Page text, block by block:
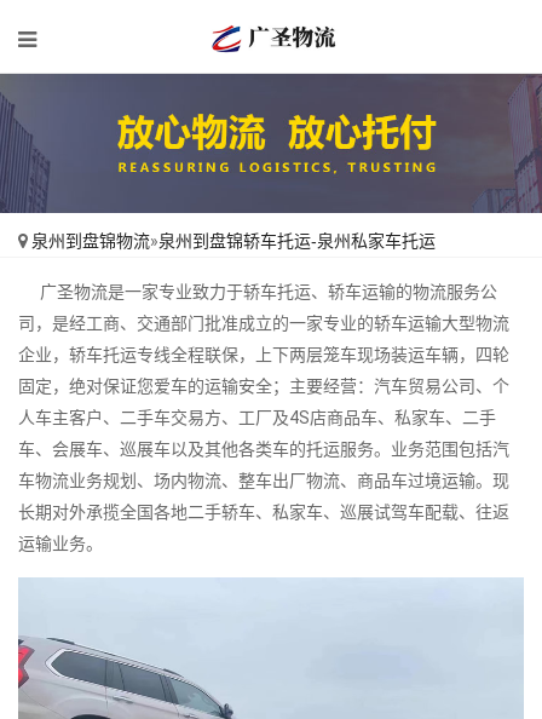
泉州到盘锦物流»泉州到盘锦轿车托运-泉州私家车托运
广圣物流是一家专业致力于轿车托运、轿车运输的物流服务公
司，是经工商、交通部门批准成立的一家专业的轿车运输大型物流
企业，轿车托运专线全程联保，上下两层笼车现场装运车辆，四轮
固定，绝对保证您爱车的运输安全；主要经营：汽车贸易公司、个
人车主客户、二手车交易方、工厂及4S店商品车、私家车、二手
车、会展车、巡展车以及其他各类车的托运服务。业务范围包括汽
车物流业务规划、场内物流、整车出厂物流、商品车过境运输。现
长期对外承揽全国各地二手轿车、私家车、巡展试驾车配载、往返
运输业务。